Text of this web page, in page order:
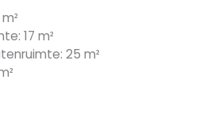
17 m²
25 m²